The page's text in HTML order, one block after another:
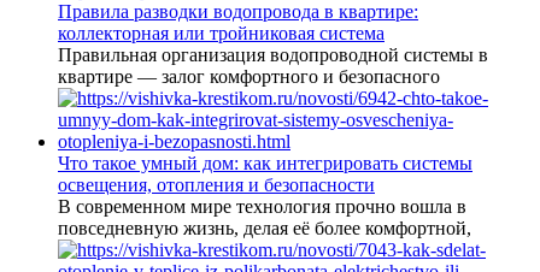
Правила разводки водопровода в квартире:
коллекторная или тройниковая система
Правильная организация водопроводной системы в
квартире — залог комфортного и безопасного
Что такое умный дом: как интегрировать системы
освещения, отопления и безопасности
В современном мире технология прочно вошла в
повседневную жизнь, делая её более комфортной,